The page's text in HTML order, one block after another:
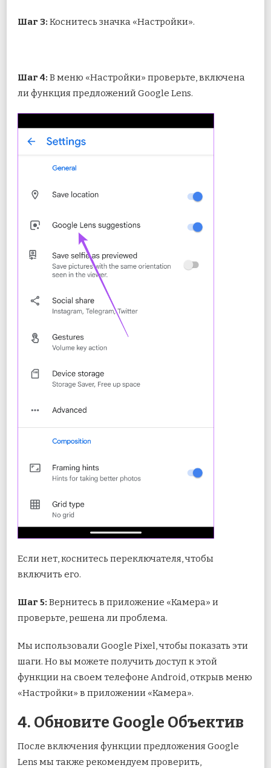
Шаг 3: Коснитесь значка «Настройки».
Шаг 4: В меню «Настройки» проверьте, включена
ли функция предложений Google Lens.
Если нет, коснитесь переключателя, чтобы
включить его.
Шаг 5: Вернитесь в приложение «Камера» и
проверьте, решена ли проблема.
Мы использовали Google Pixel, чтобы показать эти
шаги. Но вы можете получить доступ к этой
функции на своем телефоне Android, открыв меню
«Настройки» в приложении «Камера».
4. Обновите Google Объектив
После включения функции предложения Google
Lens мы также рекомендуем проверить,